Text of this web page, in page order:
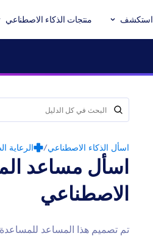
استكشف منتجات الذكاء الاصطناعي
اسأل الذكاء الاصطناعي/ الرعاية
اسأل مساعد
الاصطناعي
تم تصميم هذا المساعد للمساعدة